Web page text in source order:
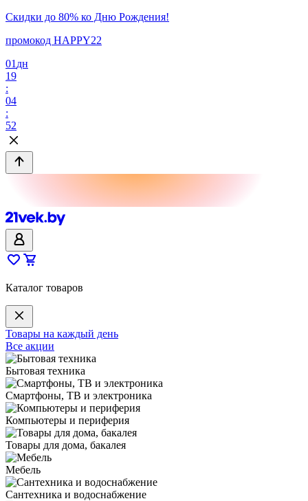
Скидки до 80% ко Дню Рождения!
промокод HAPPY22
01 дн
19
:
04
:
52
Каталог товаров
Товары на каждый день
Все акции
Бытовая техника
Смартфоны, ТВ и электроника
Компьютеры и периферия
Товары для дома, бакалея
Мебель
Сантехника и водоснабжение